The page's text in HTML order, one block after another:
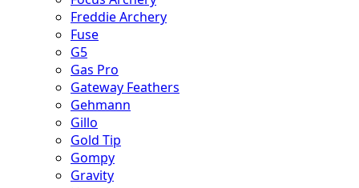
Freddie Archery
Fuse
G5
Gas Pro
Gateway Feathers
Gehmann
Gillo
Gold Tip
Gompy
Gravity